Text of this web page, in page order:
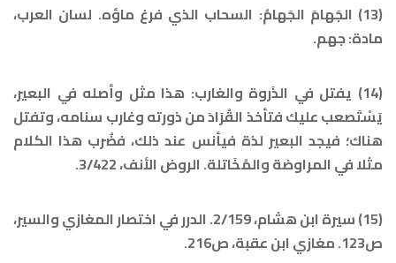
(13) الجَهامَ الجَهامُ: السحاب الذي فرغ ماؤه. لسان العرب،
مادة: جهم.
(14) يفتل في الذَروة والغارب: هذا مثل وأصله في البعير،
يَسْتَصعب عليك فتأخذ القُرَادَ من ذورته وغارب سنامه، وتفتل
هناك؛ فيجد البعير لذة فيأنس عند ذلك، فضُرب هذا الكلام
مثلا في المراوضة والمُخَاتلة. الروض الأنف، 3/422.
(15) سيرة ابن هشام، 2/159. الدرر في اختصار المغازي والسير،
ص123. مغازي ابن عقبة، ص216.